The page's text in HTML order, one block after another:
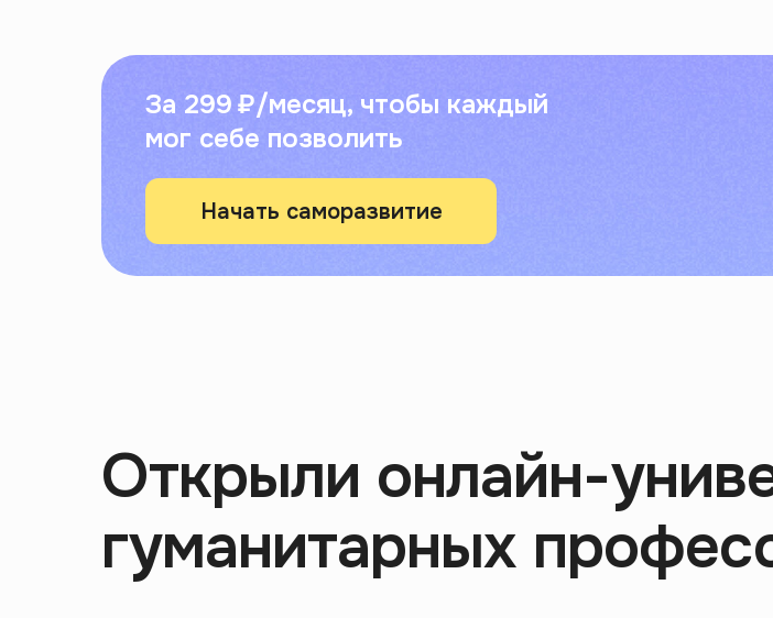
За 299 ₽/месяц, чтобы каждый
мог себе позволить
Начать саморазвитие
Открыли онлайн-
гуманитарных